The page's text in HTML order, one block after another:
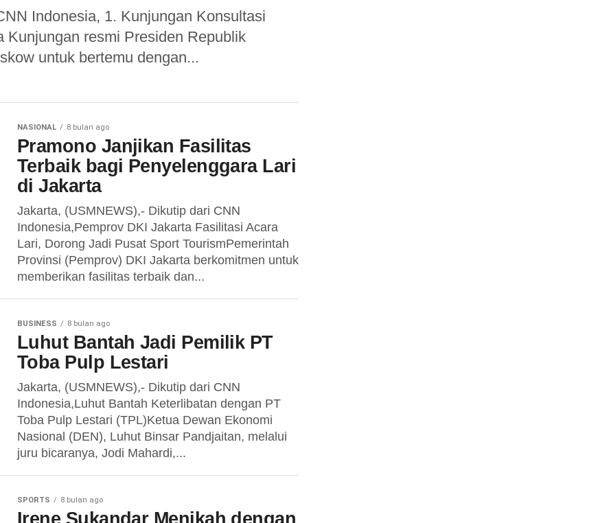
Indonesia, 1. Kunjungan Konsultasi
resmi Presiden Republik
untuk bertemu dengan...
NASIONAL 8 bulan ago
Pramono Janjikan Fasilitas
Terbaik bagi Penyelenggara Lari
di Jakarta
Jakarta, (USMNEWS),- Dikutip dari CNN
Indonesia,Pemprov DKI Jakarta Fasilitasi Acara
Lari, Dorong Jadi Pusat Sport TourismPemerintah
Provinsi (Pemprov) DKI Jakarta berkomitmen untuk
memberikan fasilitas terbaik dan...
BUSINESS 8 bulan ago
Luhut Bantah Jadi Pemilik PT
Toba Pulp Lestari
Jakarta, (USMNEWS),- Dikutip dari CNN
Indonesia,Luhut Bantah Keterlibatan dengan PT
Toba Pulp Lestari (TPL)Ketua Dewan Ekonomi
Nasional (DEN), Luhut Binsar Pandjaitan, melalui
juru bicaranya, Jodi Mahardi,...
SPORTS 8 bulan ago
Irene Sukandar Menikah dengan